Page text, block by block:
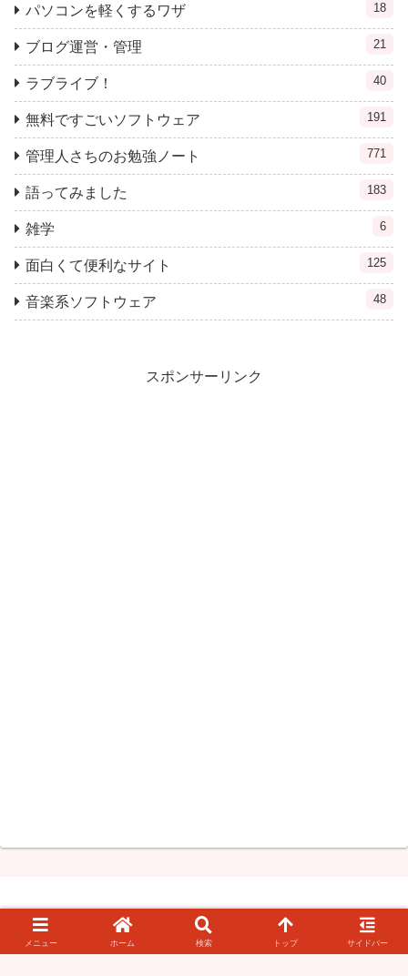
パソコンを軽くするワザ 18
ブログ運営・管理 21
ラブライブ！ 40
無料ですごいソフトウェア 191
管理人さちのお勉強ノート 771
語ってみました 183
雑学 6
面白くて便利なサイト 125
音楽系ソフトウェア 48
スポンサーリンク
このブログについて お問い合わせ・情報提供
© 2008-2026 知らなきゃ絶対損するPCマル秘ワザ.
メニュー ホーム 検索 トップ サイドバー